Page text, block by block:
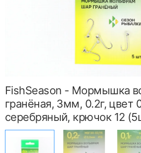
FishSeason - Мормышка
гранёная, 3мм, 0.2г, цвет
серебряный, крючок 12